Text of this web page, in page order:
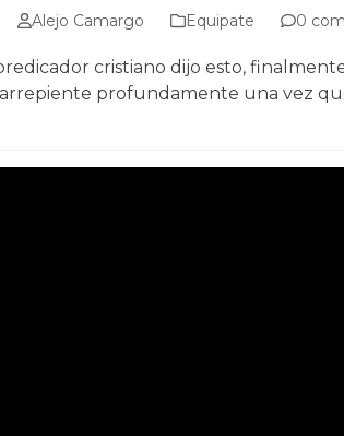
Alejo Camargo Equipate 0
cristiano dijo esto,
profundamente una vez